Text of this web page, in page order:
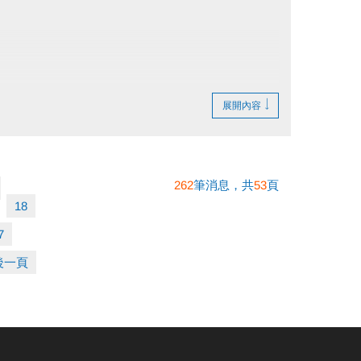
展開內容
18
一頁
262筆消息，共53頁